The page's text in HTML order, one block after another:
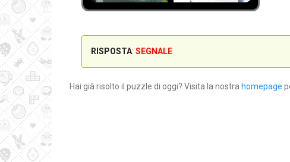
RISPOSTA: SEGNALE
Hai già risolto il puzzle di oggi? Visita la nostra homepage